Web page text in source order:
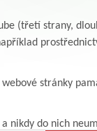
Vydává se
oddací list
(vyhnete se tak
(třetí strany,
stránky
nikdy do nich